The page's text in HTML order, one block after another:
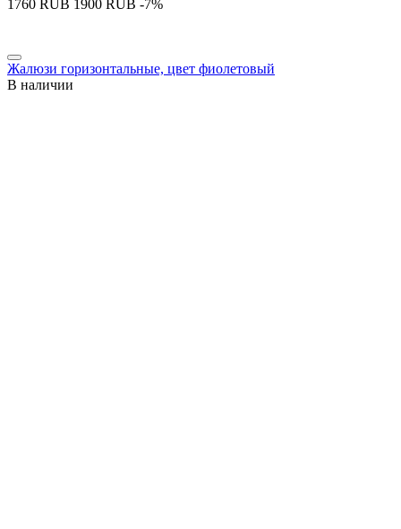
‍1760‍ RUB ‍1900‍ RUB -7%
Жалюзи горизонтальные, цвет фиолетовый
В наличии